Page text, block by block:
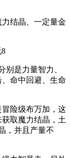
力结晶、一定量金
别是力量智力、
命中回避、生命
冒险级布万加，这
取魔力结晶，土
，并且产量不